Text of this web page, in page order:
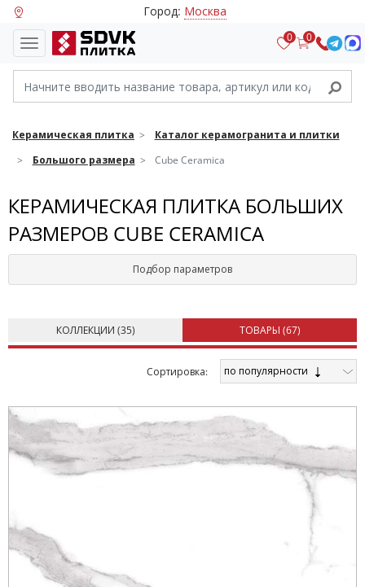
Город: Москва
0 0
Керамическая плитка
Каталог керамогранита и плитки
Большого размера
Cube Ceramica
КЕРАМИЧЕСКАЯ ПЛИТКА БОЛЬШИХ
РАЗМЕРОВ CUBE CERAMICA
Подбор параметров
КОЛЛЕКЦИИ (35) ТОВАРЫ (67)
Cортировка: по популярности